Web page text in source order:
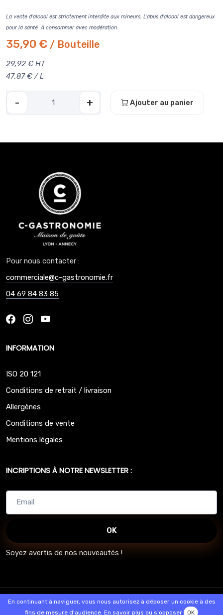
La vente d’alcool est strictement interdite aux mineurs. L’abus d’alcool est dangereux
pour la santé. A consommer avec modération.
35,90 € / Bouteille
29,92 € HT
47,87 € / L
- + Ajouter au panier
Pour nous contacter :
commerciale@c-gastronomie.fr
04 69 84 83 85
INFORMATION
ISO 20 121
Conditions de retrait / livraison
Allergènes
Conditions de vente
Mentions légales
INCRIPTIONS À NOTRE NEWSLETTER :
OK
Soyez avertis de nos nouveautés !
© 2026 - Logiciel
SaasFood - Logiciel de gestion de commande sur
internet et en magasin
En continuant à naviguer, vous nous autorisez à déposer un cookie à des
fins de mesure d'audience. En savoir plus ou s'opposer OK